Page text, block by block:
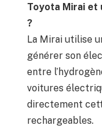
Toyota Mirai et
?
La Mirai utilise
générer son
entre
voitures
directement
rechargeables.